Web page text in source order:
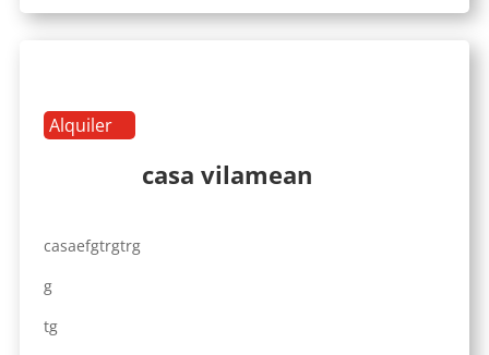
Alquiler
casa vilamean
casaefgtrgtrg
g
tg